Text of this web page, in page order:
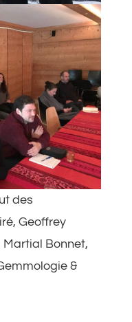
des
Geoffrey
Bonnet,
&